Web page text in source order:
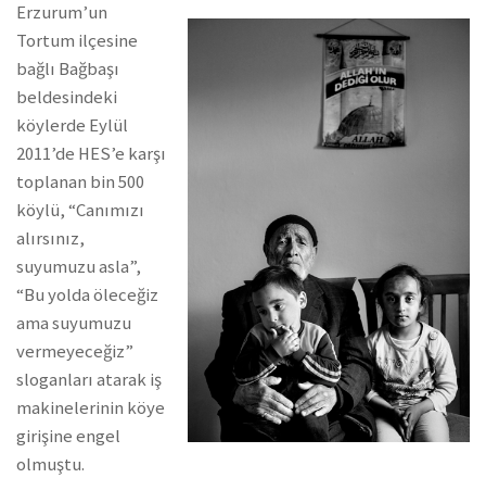
Erzurum’un
Tortum ilçesine
bağlı Bağbaşı
beldesindeki
köylerde Eylül
2011’de HES’e karşı
toplanan bin 500
köylü, “Canımızı
alırsınız,
suyumuzu asla”,
“Bu yolda öleceğiz
ama suyumuzu
vermeyeceğiz”
sloganları atarak iş
makinelerinin köye
girişine engel
olmuştu.